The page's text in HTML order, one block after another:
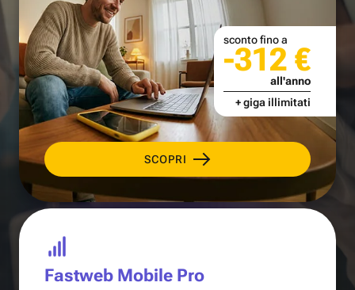
SCOPRI
sconto fino a
-312 €
all'anno
+ giga illimitati
Fastweb Mobile Pro